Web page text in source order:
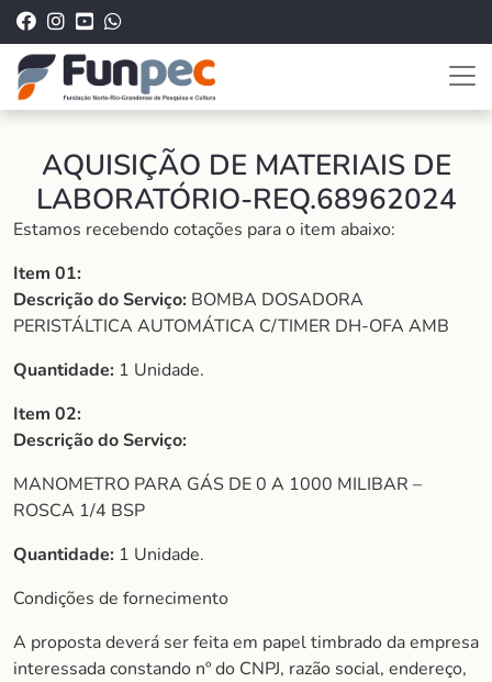
AQUISIÇÃO DE MATERIAIS DE
LABORATÓRIO-REQ.68962024
Estamos recebendo cotações para o item abaixo:
Item 01:
Descrição do Serviço: BOMBA DOSADORA
PERISTÁLTICA AUTOMÁTICA C/TIMER DH-OFA AMB
Quantidade: 1 Unidade.
Item 02:
Descrição do Serviço:
MANOMETRO PARA GÁS DE 0 A 1000 MILIBAR –
ROSCA 1/4 BSP
Quantidade: 1 Unidade.
Condições de fornecimento
A proposta deverá ser feita em papel timbrado da empresa
interessada constando nº do CNPJ, razão social, endereço,